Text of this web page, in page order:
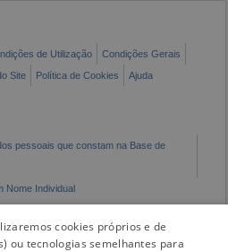
de Utilização
Condições Gerais
Site Política de Cookies Ajuda
pessoais que constam na Base de
Nome Individual
cookies próprios e de
ou tecnologias semelhantes para